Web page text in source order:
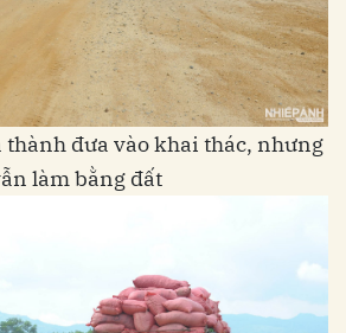
thành đưa vào khai thác, nhưng
làm bằng đất